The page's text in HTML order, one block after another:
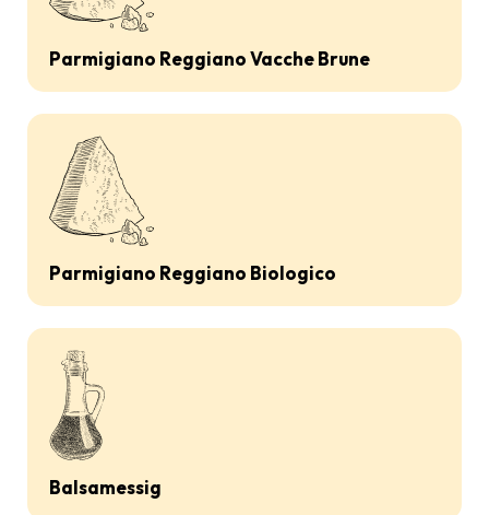
Parmigiano Reggiano Vacche Brune
Parmigiano Reggiano Biologico
Balsamessig